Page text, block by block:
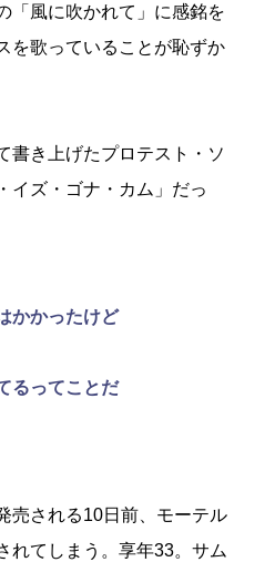
「風に吹かれて」に感銘を
を歌っていることが恥ずか
書き上げたプロテスト・ソ
イズ・ゴナ・カム」だっ
かかったけど
るってことだ
売される10日前、モーテル
れてしまう。享年33。サム